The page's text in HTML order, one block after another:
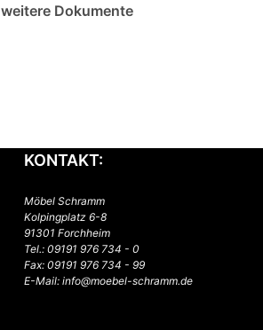
weitere Dokumente
KONTAKT:
Möbel Schramm
Kolpingplatz 6-8
91301 Forchheim
Tel.: 09191 976 734 - 0
Fax: 09191 976 734 - 99
E-Mail: info@moebel-schramm.de